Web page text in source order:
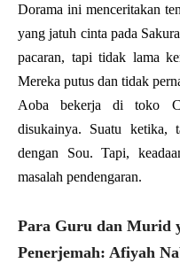
Dorama ini menceritakan
yang jatuh cinta pada
pacaran, tapi tidak lama
Mereka putus dan tidak
Aoba bekerja di toko
disukainya. Suatu ketika,
dengan Sou. Tapi,
masalah pendengaran.
Para Guru dan Murid
Penerjemah: Afiyah